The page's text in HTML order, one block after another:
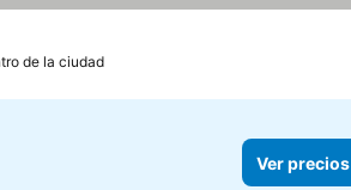
de la ciudad
Ver precios